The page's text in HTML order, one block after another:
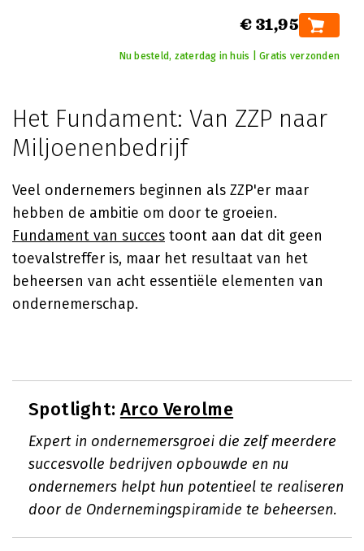
€ 31,95
Nu besteld, zaterdag in huis | Gratis verzonden
Het Fundament: Van ZZP naar
Miljoenenbedrijf
Veel ondernemers beginnen als ZZP'er maar
hebben de ambitie om door te groeien.
Fundament van succes toont aan dat dit geen
toevalstreffer is, maar het resultaat van het
beheersen van acht essentiële elementen van
ondernemerschap.
Spotlight: Arco Verolme
Expert in ondernemersgroei die zelf meerdere
succesvolle bedrijven opbouwde en nu
ondernemers helpt hun potentieel te realiseren
door de Ondernemingspiramide te beheersen.